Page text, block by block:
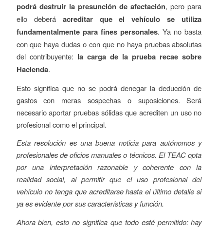
podrá destruir la presunción de afectación, pero para
ello deberá acreditar que el vehículo se utiliza
fundamentalmente para fines personales. Ya no basta
con que haya dudas o con que no haya pruebas absolutas
del contribuyente: la carga de la prueba recae sobre
Hacienda.
Esto significa que no se podrá denegar la deducción de
gastos con meras sospechas o suposiciones. Será
necesario aportar pruebas sólidas que acrediten un uso no
profesional como el principal.
Esta resolución es una buena noticia para autónomos y
profesionales de oficios manuales o técnicos. El TEAC opta
por una interpretación razonable y coherente con la
realidad social, al permitir que el uso profesional del
vehículo no tenga que acreditarse hasta el último detalle si
ya es evidente por sus características y función.
Ahora bien, esto no significa que todo esté permitido: hay